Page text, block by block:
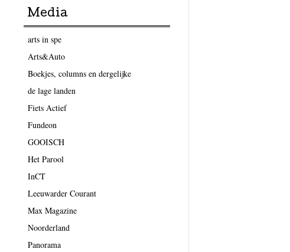
Media
arts in spe
Arts&Auto
Boekjes, columns en dergelijke
de lage landen
Fiets Actief
Fundeon
GOOISCH
Het Parool
InCT
Leeuwarder Courant
Max Magazine
Noorderland
Panorama